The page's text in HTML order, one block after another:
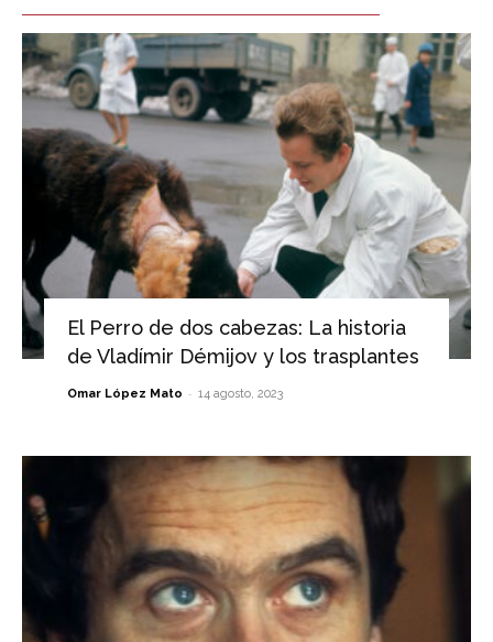
El Perro de dos cabezas: La historia
de Vladímir Démijov y los trasplantes
Omar López Mato - 14 agosto, 2023